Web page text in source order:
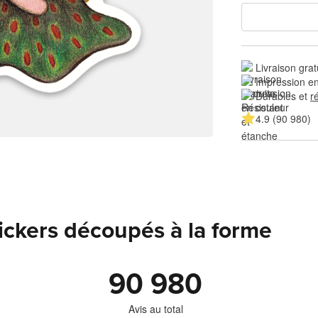
Livraison
Impression
Durables et
4.9 (90 980)
découpés à la forme
90 980
Avis au total